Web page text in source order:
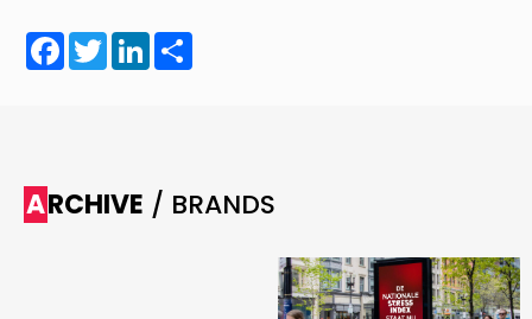
Facebook
TwitterLinkedIn
ARCHIVE / BRANDS